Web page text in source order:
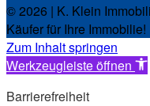
© 2026 | K. Klein
Käufer für Ihre Immobilie!
Zum Inhalt springen
Werkzeugleiste öffnen
Barrierefreiheit